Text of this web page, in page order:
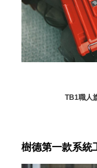
TB1職人
樹德第一款系統